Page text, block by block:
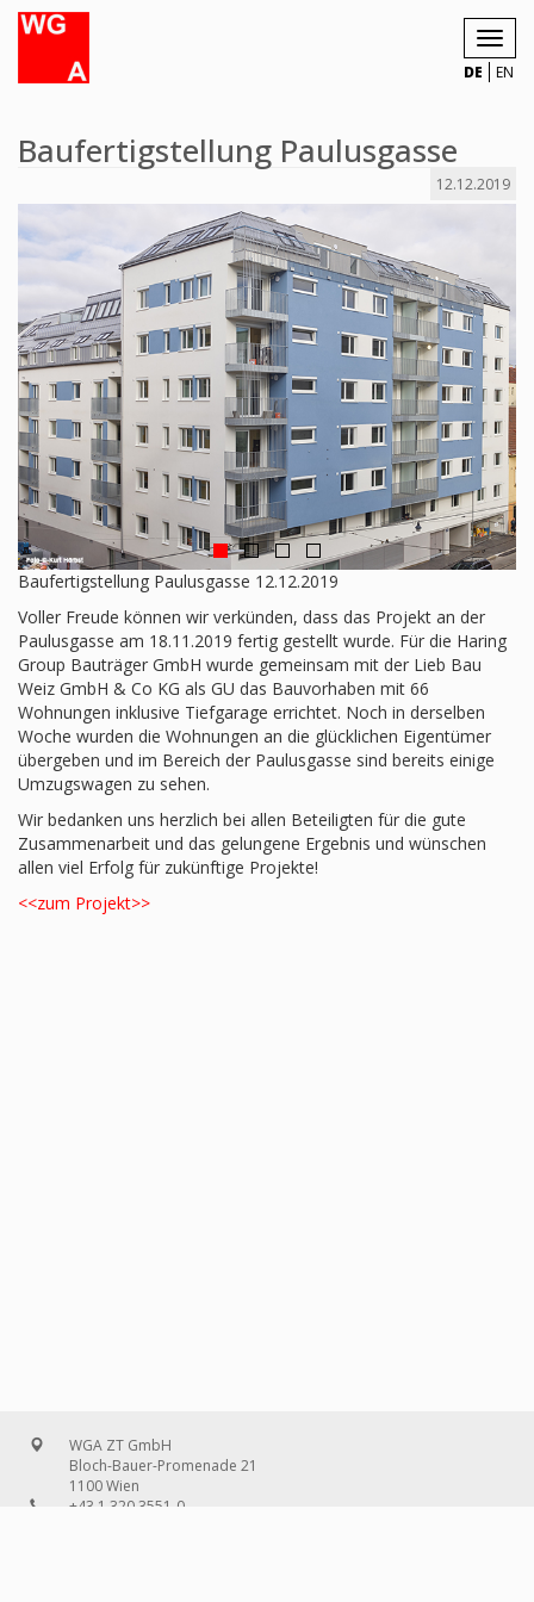
DE EN
Baufertigstellung Paulusgasse
12.12.2019
Baufertigstellung Paulusgasse 12.12.2019
Voller Freude können wir verkünden, dass das Projekt an der
Paulusgasse am 18.11.2019 fertig gestellt wurde. Für die Haring
Group Bauträger GmbH wurde gemeinsam mit der Lieb Bau
Weiz GmbH & Co KG als GU das Bauvorhaben mit 66
Wohnungen inklusive Tiefgarage errichtet. Noch in derselben
Woche wurden die Wohnungen an die glücklichen Eigentümer
übergeben und im Bereich der Paulusgasse sind bereits einige
Umzugswagen zu sehen.
Wir bedanken uns herzlich bei allen Beteiligten für die gute
Zusammenarbeit und das gelungene Ergebnis und wünschen
allen viel Erfolg für zukünftige Projekte!
<<zum Projekt>>
WGA ZT GmbH
Bloch-Bauer-Promenade 21
1100 Wien
+43 1 320 3551-0